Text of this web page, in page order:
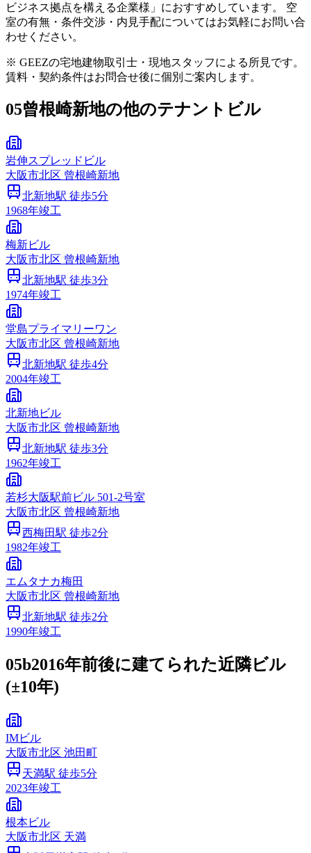
ビジネス拠点を構える企業様」におすすめしています。 空
室の有無・条件交渉・内見手配についてはお気軽にお問い合
わせください。
※ GEEZの宅地建物取引士・現地スタッフによる所見です。
賃料・契約条件はお問合せ後に個別ご案内します。
05曾根崎新地の他のテナントビル
岩伸スプレッドビル
大阪市北区 曾根崎新地
北新地駅 徒歩5分
1968年竣工
梅新ビル
大阪市北区 曾根崎新地
北新地駅 徒歩3分
1974年竣工
堂島プライマリーワン
大阪市北区 曾根崎新地
北新地駅 徒歩4分
2004年竣工
北新地ビル
大阪市北区 曾根崎新地
北新地駅 徒歩3分
1962年竣工
若杉大阪駅前ビル 501-2号室
大阪市北区 曾根崎新地
西梅田駅 徒歩2分
1982年竣工
エムタナカ梅田
大阪市北区 曾根崎新地
北新地駅 徒歩2分
1990年竣工
05b2016年前後に建てられた近隣ビル
(±10年)
IMビル
大阪市北区 池田町
天満駅 徒歩5分
2023年竣工
根本ビル
大阪市北区 天満